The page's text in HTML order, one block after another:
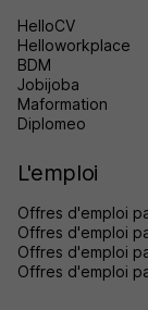
HelloCV
Helloworkplace
BDM
Jobijoba
Maformation
Diplomeo
L'emploi
Offres d'emploi
Offres d'emploi
Offres d'emploi
Offres d'emploi